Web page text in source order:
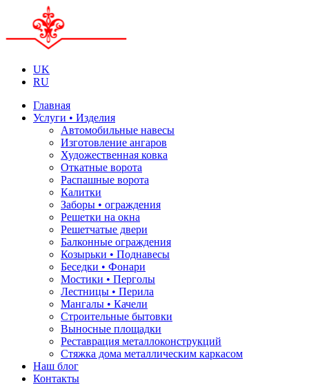
UK
RU
Главная
Услуги • Изделия
Автомобильные навесы
Изготовление ангаров
Художественная ковка
Откатные ворота
Распашные ворота
Калитки
Заборы • ограждения
Решетки на окна
Решетчатые двери
Балконные ограждения
Козырьки • Поднавесы
Беседки • Фонари
Мостики • Перголы
Лестницы • Перила
Мангалы • Качели
Строительные бытовки
Выносные площадки
Реставрация металлоконструкций
Стяжка дома металлическим каркасом
Наш блог
Контакты